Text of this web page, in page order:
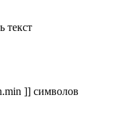
текст
]] символов